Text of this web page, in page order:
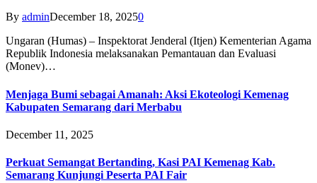
By adminDecember 18, 20250
Ungaran (Humas) – Inspektorat Jenderal (Itjen) Kementerian Agama
Republik Indonesia melaksanakan Pemantauan dan Evaluasi
(Monev)…
Menjaga Bumi sebagai Amanah: Aksi Ekoteologi Kemenag
Kabupaten Semarang dari Merbabu
December 11, 2025
Perkuat Semangat Bertanding, Kasi PAI Kemenag Kab.
Semarang Kunjungi Peserta PAI Fair